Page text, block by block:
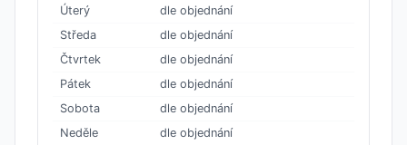
Úterý
dle objednání
Středa
dle objednání
Čtvrtek
dle objednání
Pátek
dle objednání
Sobota
dle objednání
Neděle
dle objednání